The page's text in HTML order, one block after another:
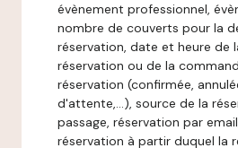
évènement professionnel,
nombre de couverts pour la
réservation, date et heure de
réservation ou de la
réservation (confirmée,
d'attente,…), source de la
passage, réservation par
réservation à partir duquel la